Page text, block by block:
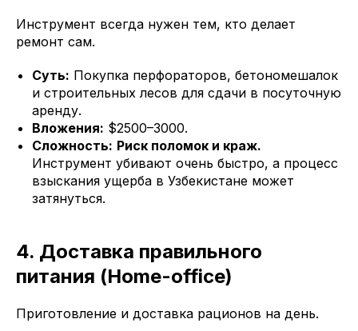
Инструмент всегда нужен тем, кто делает
ремонт сам.
Суть: Покупка перфораторов, бетономешалок
и строительных лесов для сдачи в посуточную
аренду.
Вложения: $2500–3000.
Сложность: Риск поломок и краж.
Инструмент убивают очень быстро, а процесс
взыскания ущерба в Узбекистане может
затянуться.
4. Доставка правильного
питания (Home-office)
Приготовление и доставка рационов на день.